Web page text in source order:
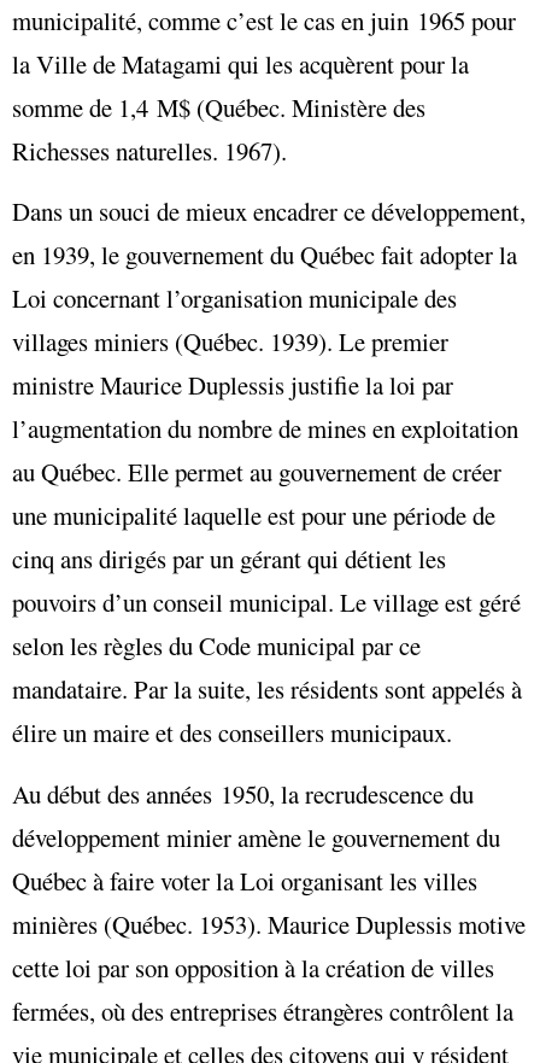
municipalité, comme c’est le cas en juin 1965 pour
la Ville de Matagami qui les acquèrent pour la
somme de 1,4 M$ (Québec. Ministère des
Richesses naturelles. 1967).
Dans un souci de mieux encadrer ce développement,
en 1939, le gouvernement du Québec fait adopter la
Loi concernant l’organisation municipale des
villages miniers (Québec. 1939). Le premier
ministre Maurice Duplessis justifie la loi par
l’augmentation du nombre de mines en exploitation
au Québec. Elle permet au gouvernement de créer
une municipalité laquelle est pour une période de
cinq ans dirigés par un gérant qui détient les
pouvoirs d’un conseil municipal. Le village est géré
selon les règles du Code municipal par ce
mandataire. Par la suite, les résidents sont appelés à
élire un maire et des conseillers municipaux.
Au début des années 1950, la recrudescence du
développement minier amène le gouvernement du
Québec à faire voter la Loi organisant les villes
minières (Québec. 1953). Maurice Duplessis motive
cette loi par son opposition à la création de villes
fermées, où des entreprises étrangères contrôlent la
vie municipale et celles des citoyens qui y résident